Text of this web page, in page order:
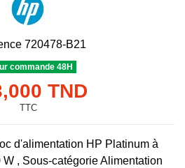
720478-B21
commande 48H
TND
TTC
d'alimentation HP Platinum à
, Sous-catégorie Alimentation